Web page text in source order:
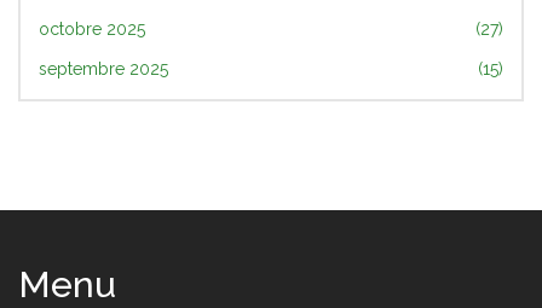
octobre 2025 (27)
septembre 2025 (15)
Menu